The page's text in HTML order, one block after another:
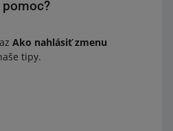
Ako nahlásiť zmenu
tipy.